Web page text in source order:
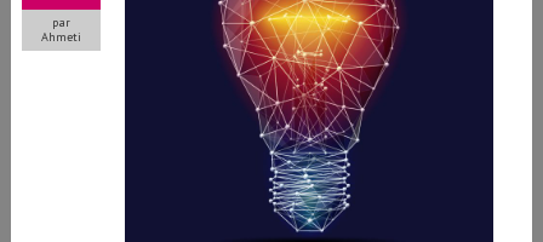
par
Ahmeti